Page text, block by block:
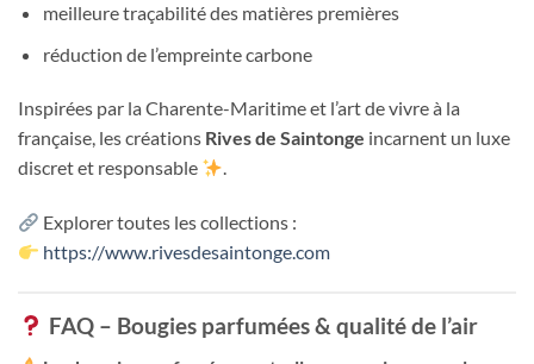
meilleure traçabilité des matières premières
réduction de l’empreinte carbone
Inspirées par la Charente-Maritime et l’art de vivre à la
française, les créations Rives de Saintonge incarnent un luxe
discret et responsable
.
Explorer toutes les collections :
https://www.rivesdesaintonge.com
FAQ – Bougies parfumées & qualité de l’air